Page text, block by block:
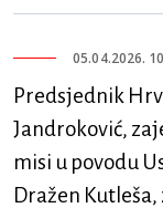
05.04.2026.
Predsjednik
Jandroković,
misi u povodu
Dražen